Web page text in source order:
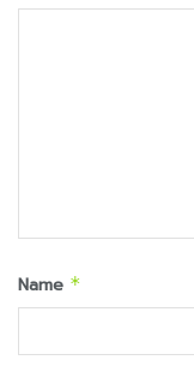
Name *